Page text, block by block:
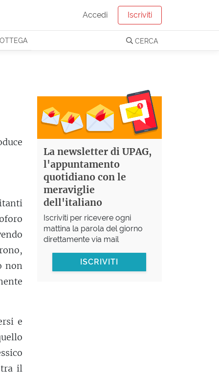
Accedi Iscriviti
CERCA
non
e
tra il
La newsletter di UPAG,
l'appuntamento
quotidiano con le
meraviglie
dell'italiano
Iscriviti per ricevere ogni
mattina la parola del giorno
direttamente via mail
ISCRIVITI